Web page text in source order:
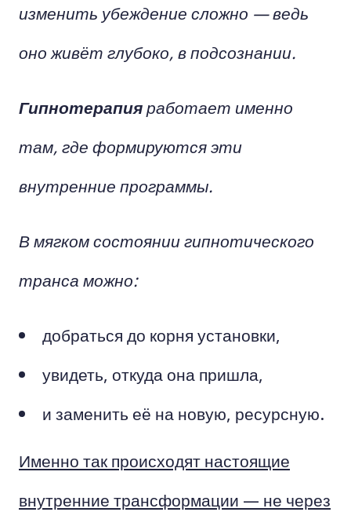
изменить убеждение сложно — ведь
оно живёт глубоко, в подсознании.
Гипнотерапияработает именно
там, где формируются эти
внутренние программы.
В мягком состоянии гипнотического
транса можно:
добраться до корня установки,
увидеть, откуда она пришла,
и заменить её на новую, ресурсную.
Именно так происходят настоящие
внутренние трансформации — не через